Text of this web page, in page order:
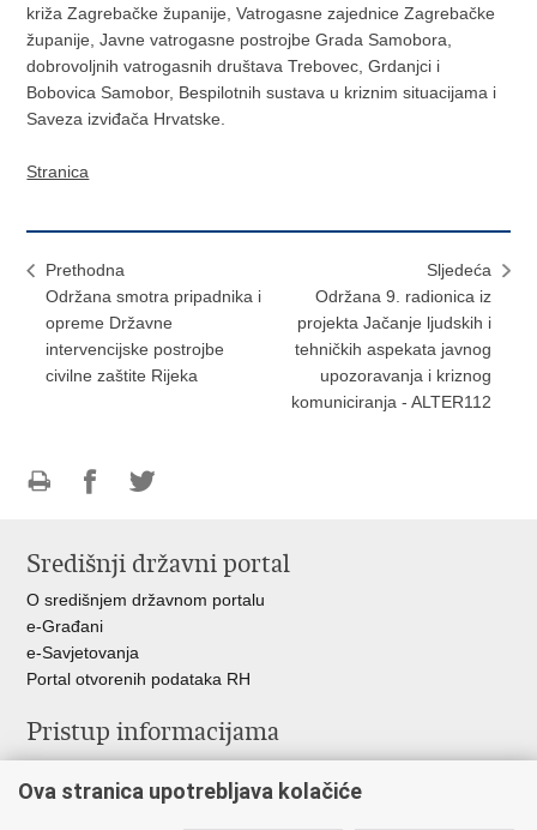
križa Zagrebačke županije, Vatrogasne zajednice Zagrebačke
županije, Javne vatrogasne postrojbe Grada Samobora,
dobrovoljnih vatrogasnih društava Trebovec, Grdanjci i
Bobovica Samobor, Bespilotnih sustava u kriznim situacijama i
Saveza izviđača Hrvatske.
Stranica
Prethodna
Održana smotra pripadnika i
opreme Državne
intervencijske postrojbe
civilne zaštite Rijeka
Sljedeća
Održana 9. radionica iz
projekta Jačanje ljudskih i
tehničkih aspekata javnog
upozoravanja i kriznog
komuniciranja - ALTER112
FacebookuTwitteru
Središnji državni portal
O središnjem državnom portalu
e-Građani
e-Savjetovanja
Portal otvorenih podataka RH
Pristup informacijama
Savjetovanje
Ova stranica upotrebljava kolačiće